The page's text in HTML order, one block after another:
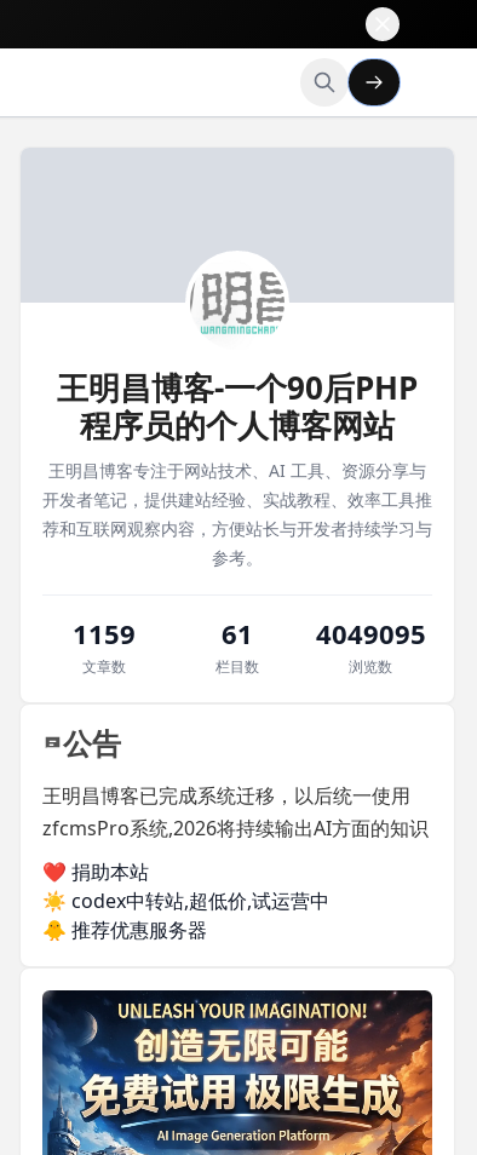
王明昌博客-一个90后PHP
程序员的个人博客网站
王明昌博客专注于网站技术、AI 工具、资源分享与
开发者笔记，提供建站经验、实战教程、效率工具推
荐和互联网观察内容，方便站长与开发者持续学习与
参考。
1159
文章数
61
栏目数
4049095
浏览数
公告
王明昌博客已完成系统迁移，以后统一使用
zfcmsPro系统,2026将持续输出AI方面的知识
❤️ 捐助本站
☀️ codex中转站,超低价,试运营中
🐥 推荐优惠服务器